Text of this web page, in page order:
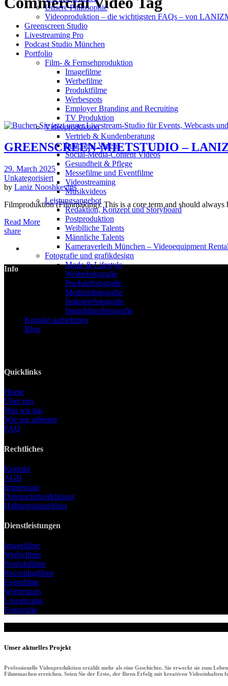
Unsere Philosophie
Videoproduktion – die wichtigsten FAQs – von
Greenscreen Studio
Livestreaming Pro
Podcast Studio München
Portfolio
Film- & Fernsehproduktion
Imagefilme
Werbefilme
Produktfilme
Werbespots
Employer Branding and Recruiting
TV Produktion
Videoproduktion
Vertrieb & Kundenberatung
Interview Videos
Social-Media-Content Videos
Gesundheit & Pflege
Mes­se­filme und Eventfilme
Video­strea­ming
Musikvideos
Leis­tungs­an­ge­bot
Redak­ti­on, Kon­zept und Storyboard
Post­pro­duk­ti­on
Weiblliche Talents
Männliche Talents
Kameraverleih München – Videoequipment
Fotografie und grafikdesign
Mode & Lifestyle
Werbefotografie
Produktfotografie
Medizinfotografie
Industriefotografie
Immobilienfotografie
Kontakt aufnehmen
Blog
GREENSCREEN-MIETSTUDIO –
29. March 2025
Unkategorisiert
by Laniz Nooshkevins
Filmproduktion (Filmmaking): This is a core term and should
Read More
share
Info
LANIZMEDIA GmbH
Ottobrunner Str. 28
82008 Unterhaching
Tel: +49 89 219 616 51
Mobil: +49 0176-76332833
Quicklinks
Home
Über uns
Was wir tun
Wie wir arbeiten
FAQ
Rechtliches
Kontakt
AGB
Impressum
Datenschutzerklärung
Haftungsausschluss
Dienstleistungen
Imagefilme
Werbefilme
Produktfilme
Recruitingfilme
Eventfilme
Werbespots
Livestreams
Fotografie
Unser aktuelles Projekt
Professionelle Videoproduktion erzählt mehr als eine Geschichte. Sie erweckt sie zum
Filmemachen erreichen. Seien Sie der Erste, der Ihren Erfolg mit kreativen Videoinhalten